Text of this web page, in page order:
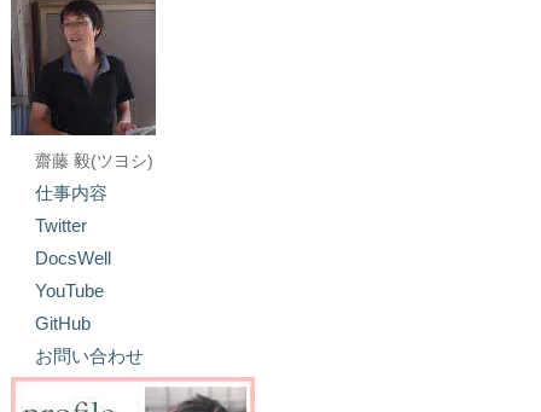
齋藤 毅(ツヨシ)
仕事内容
Twitter
DocsWell
YouTube
GitHub
お問い合わせ